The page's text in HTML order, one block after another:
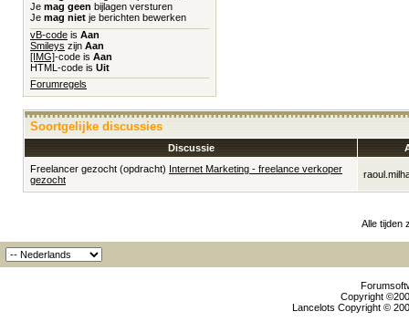
Je mag geen bijlagen versturen
Je mag niet je berichten bewerken
vB-code is Aan
Smileys zijn Aan
[IMG]-code is Aan
HTML-code is Uit
Forumregels
Soortgelijke discussies
Discussie
Freelancer gezocht (opdracht) Internet Marketing - freelance verkoper
gezocht
Alle tijden
Copyright
Lancelots Copyright ©